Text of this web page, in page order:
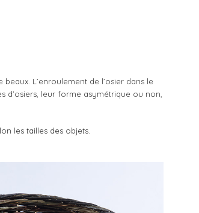
L’enroulement de l’osier dans le
d’osiers, leur forme asymétrique ou non,
les tailles des objets.